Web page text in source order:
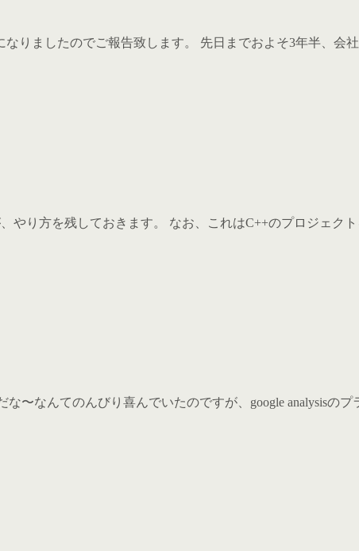
りましたのでご報告致します。 先日までおよそ3年半、会
り方を残しておきます。 なお、これはC++のプロジェク
〜なんてのんびり喜んでいたのですが、google analysisのプ